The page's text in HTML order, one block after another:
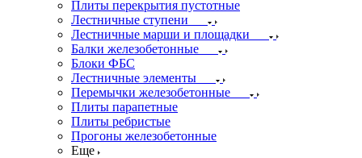
Плиты перекрытия пустотные
Лестничные ступени
Лестничные марши и площадки
Балки железобетонные
Блоки ФБС
Лестничные элементы
Перемычки железобетонные
Плиты парапетные
Плиты ребристые
Прогоны железобетонные
Еще